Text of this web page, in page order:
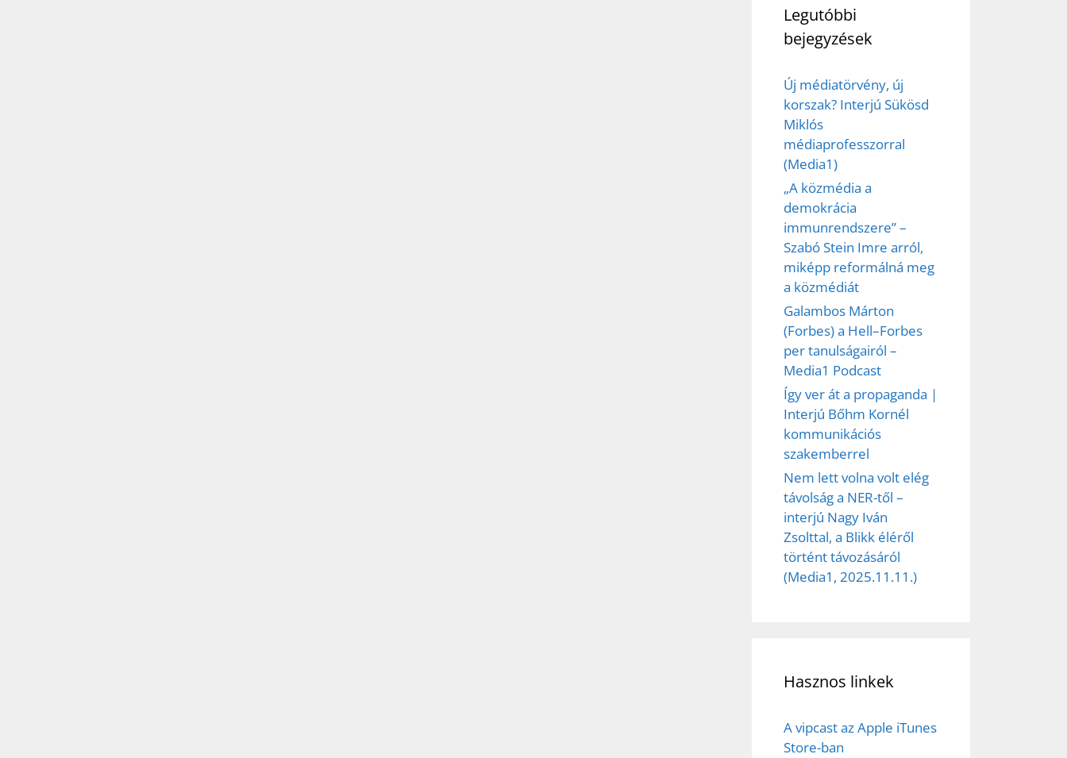
Legutóbbi
bejegyzések
Új médiatörvény, új
korszak? Interjú Sükösd
Miklós
médiaprofesszorral
(Media1)
„A közmédia a
demokrácia
immunrendszere” –
Szabó Stein Imre arról,
miképp reformálná meg
a közmédiát
Galambos Márton
(Forbes) a Hell–Forbes
per tanulságairól –
Media1 Podcast
Így ver át a propaganda |
Interjú Bőhm Kornél
kommunikációs
szakemberrel
Nem lett volna volt elég
távolság a NER-től –
interjú Nagy Iván
Zsolttal, a Blikk éléről
történt távozásáról
(Media1, 2025.11.11.)
Hasznos linkek
A vipcast az Apple iTunes
Store-ban